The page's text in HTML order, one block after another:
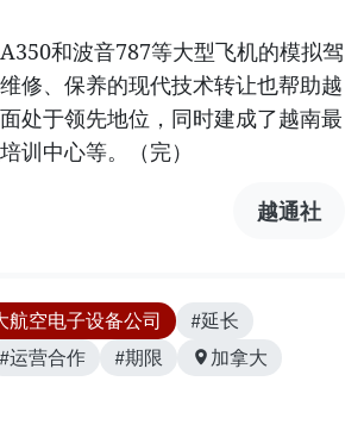
和波音787等大型飞机的模拟驾
修、保养的现代技术转让也帮助越
处于领先地位，同时建成了越南最
训中心等。（完）
越通社
航空电子设备公司
#延长
#运营合作 #期限
加拿大